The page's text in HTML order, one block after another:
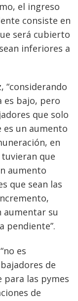
el ingreso
consiste en
será cubierto
inferiores a
“considerando
es bajo, pero
que solo
es un aumento
en
que
aumento
que sean las
aumentar su
pendiente”.
es
de
para las pymes
de